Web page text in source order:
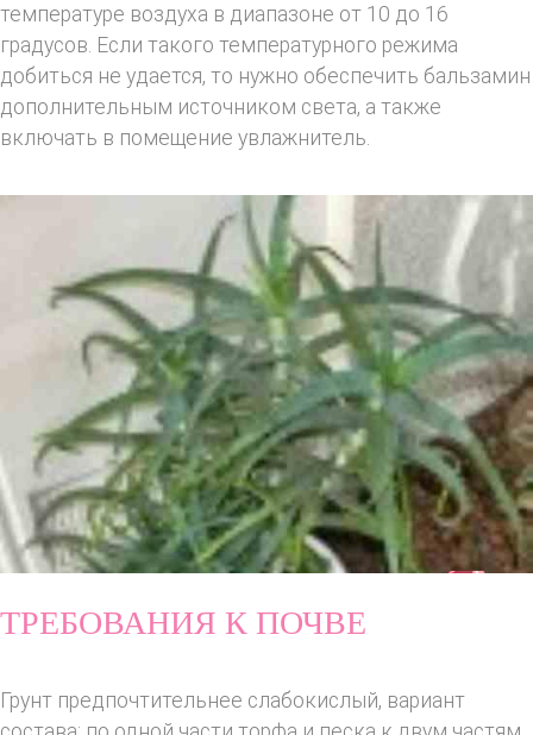
температуре воздуха в диапазоне от 10 до 16
градусов. Если такого температурного режима
добиться не удается, то нужно обеспечить бальзамин
дополнительным источником света, а также
включать в помещение увлажнитель.
ТРЕБОВАНИЯ К ПОЧВЕ
Грунт предпочтительнее слабокислый, вариант